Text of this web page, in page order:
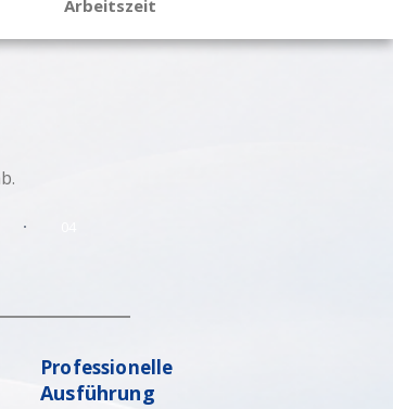
Arbeitszeit
Professionelle
Ausführung